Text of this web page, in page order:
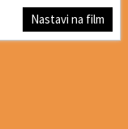
Nastavi na film